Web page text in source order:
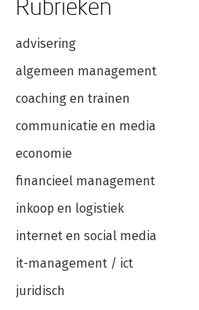
Rubrieken
advisering
algemeen management
coaching en trainen
communicatie en media
economie
financieel management
inkoop en logistiek
internet en social media
it-management / ict
juridisch